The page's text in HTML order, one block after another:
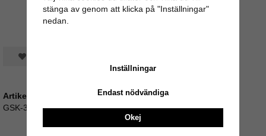
Spara som favorit
Artikelnummer:
GSK-32
stänga av genom att klicka på "Inställningar"
nedan.
Inställningar
Endast nödvändiga
Okej